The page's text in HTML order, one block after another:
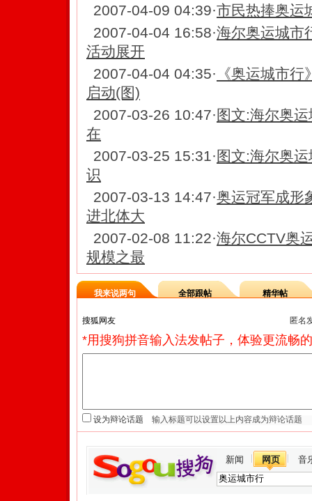
2007-04-09 04:39·市民热捧奥运
2007-04-04 16:58·海尔奥运城市
活动展开
2007-04-04 04:35· 《奥运城市
启动(图)
2007-03-26 10:47· 图文:海尔奥
在
2007-03-25 15:31· 图文:海尔奥
识
2007-03-13 14:47·奥运冠军成形
进北体大
2007-02-08 11:22·海尔CCTV奥
规模之最
我来说两句 全部跟帖 精华帖
匿名
*用搜狗拼音输入法发帖子，体验更流畅
设为辩论话题
新闻 网页 音